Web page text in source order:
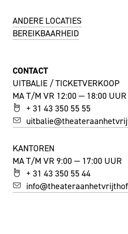
ANDERE LOCATIES
BEREIKBAARHEID
CONTACT
UITBALIE / TICKETVERKOOP
MA T/M VR 12:00 — 18:00 UUR
+ 31 43 350 55 55
KANTOREN
MA T/M VR 9:00 — 17:00 UUR
+ 31 43 350 55 44